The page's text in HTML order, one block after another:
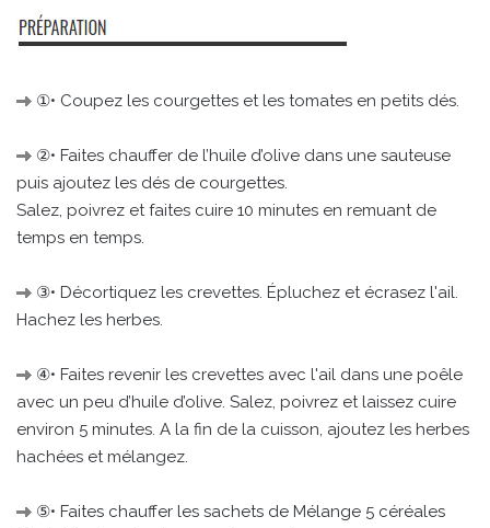
①• Coupez les courgettes et les tomates en petits dés.
②• Faites chauffer de l’huile d’olive dans une sauteuse
puis ajoutez les dés de courgettes.
Salez, poivrez et faites cuire 10 minutes en remuant de
temps en temps.
③• Décortiquez les crevettes. Épluchez et écrasez l'ail.
Hachez les herbes.
④• Faites revenir les crevettes avec l'ail dans une poêle
avec un peu d’huile d’olive. Salez, poivrez et laissez cuire
environ 5 minutes. A la fin de la cuisson, ajoutez les herbes
hachées et mélangez.
⑤• Faites chauffer les sachets de Mélange 5 céréales